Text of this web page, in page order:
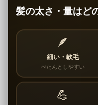
髪の太さ・量はど
🪶
細い・軟毛
ぺたんとしやすい
💪